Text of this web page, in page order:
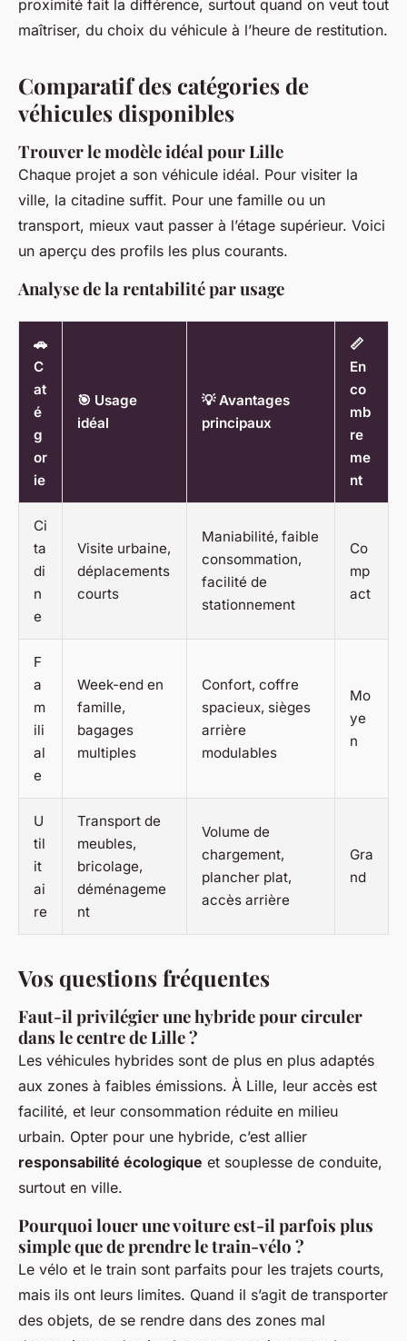
proximité fait la différence, surtout quand on veut tout
maîtriser, du choix du véhicule à l’heure de restitution.
Comparatif des catégories de
véhicules disponibles
Trouver le modèle idéal pour Lille
Chaque projet a son véhicule idéal. Pour visiter la
ville, la citadine suffit. Pour une famille ou un
transport, mieux vaut passer à l’étage supérieur. Voici
un aperçu des profils les plus courants.
Analyse de la rentabilité par usage
🚗
C
at
é
g
or
ie
🎯 Usage
idéal
💡 Avantages
principaux
📏
En
co
mb
re
me
nt
Ci
ta
di
n
e
Visite urbaine,
déplacements
courts
Maniabilité, faible
consommation,
facilité de
stationnement
Co
mp
act
F
a
m
ili
al
e
Week-end en
famille,
bagages
multiples
Confort, coffre
spacieux, sièges
arrière
modulables
Mo
ye
n
U
til
it
ai
re
Transport de
meubles,
bricolage,
déménageme
nt
Volume de
chargement,
plancher plat,
accès arrière
Gra
nd
Vos questions fréquentes
Faut-il privilégier une hybride pour circuler
dans le centre de Lille ?
Les véhicules hybrides sont de plus en plus adaptés
aux zones à faibles émissions. À Lille, leur accès est
facilité, et leur consommation réduite en milieu
urbain. Opter pour une hybride, c’est allier
responsabilité écologique et souplesse de conduite,
surtout en ville.
Pourquoi louer une voiture est-il parfois plus
simple que de prendre le train-vélo ?
Le vélo et le train sont parfaits pour les trajets courts,
mais ils ont leurs limites. Quand il s’agit de transporter
des objets, de se rendre dans des zones mal